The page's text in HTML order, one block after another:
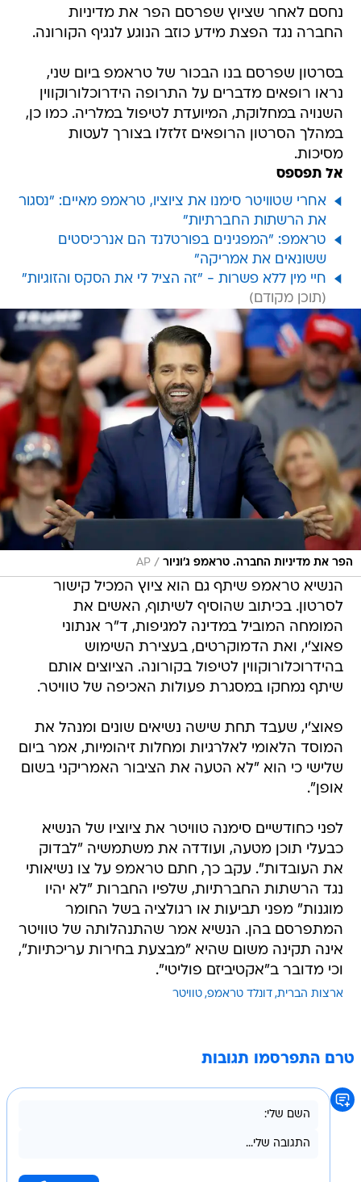
נחסם לאחר שציוץ שפרסם הפר את מדיניות
החברה נגד הפצת מידע כוזב הנוגע לנגיף הקורונה.
בסרטון שפרסם בנו הבכור של טראמפ ביום שני,
נראו רופאים מדברים על התרופה הידרוכלורוקווין
השנויה במחלוקת, המיועדת לטיפול במלריה. כמו כן,
במהלך הסרטון הרופאים זלזלו בצורך לעטות
מסיכות.
אל תפספס
אחרי שטוויטר סימנו את ציוציו, טראמפ מאיים: "נסגור
את הרשתות החברתיות"
טראמפ: "המפגינים בפורטלנד הם אנרכיסטים
ששונאים את אמריקה"
חיי מין ללא פשרות - "זה הציל לי את הסקס והזוגיות"
הפר את מדיניות החברה. טראמפ ג'וניור /
AP
הנשיא טראמפ שיתף גם הוא ציוץ המכיל קישור
לסרטון. בכיתוב שהוסיף לשיתוף, האשים את
המומחה המוביל במדינה למגיפות, ד"ר אנתוני
פאוצ'י, ואת הדמוקרטים, בעצירת השימוש
בהידרוכלורוקווין לטיפול בקורונה. הציוצים אותם
שיתף נמחקו במסגרת פעולות האכיפה של טוויטר.
פאוצ'י, שעבד תחת שישה נשיאים שונים ומנהל את
המוסד הלאומי לאלרגיות ומחלות זיהומיות, אמר ביום
שלישי כי הוא "לא הטעה את הציבור האמריקני בשום
אופן".
לפני כחודשיים סימנה טוויטר את ציוציו של הנשיא
כבעלי תוכן מטעה, ועודדה את משתמשיה "לבדוק
את העובדות". עקב כך, חתם טראמפ על צו נשיאותי
נגד הרשתות החברתיות, שלפיו החברות "לא יהיו
מוגנות" מפני תביעות או רגולציה בשל החומר
המתפרסם בהן. הנשיא אמר שהתנהלותה של טוויטר
אינה תקינה משום שהיא "מבצעת בחירות עריכתיות",
וכי מדובר ב"אקטיביזם פוליטי".
ארצות הברית דונלד טראמפ טוויטר
טרם התפרסמו תגובות